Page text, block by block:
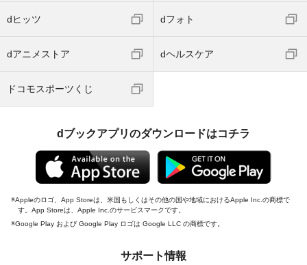
dヒッツ dフォト
dアニメストア dヘルスケア
ドコモスポーツくじ
dブックアプリのダウンロードはコチラ
Appleのロゴ、App Storeは、米国もしくはその他の国や地域におけるApple Inc.の商標で
す。App Storeは、Apple Inc.のサービスマークです。
Google Play および Google Play ロゴは Google LLC の商標です。
サポート情報